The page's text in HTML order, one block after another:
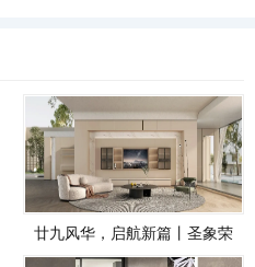
廿九风华，启航新篇丨圣象荣
获“连续十年中